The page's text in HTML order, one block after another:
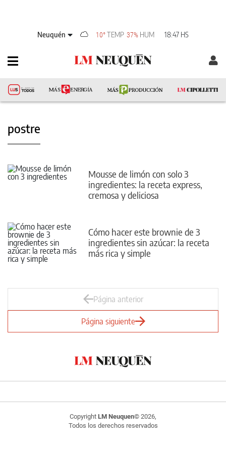
Neuquén 10°TEMP 37% HUM 18:47 HS
postre
Mousse de limón con solo 3
ingredientes: la receta express,
cremosa y deliciosa
Cómo hacer este brownie de 3
ingredientes sin azúcar: la receta
más rica y simple
Página anterior
Página siguiente
Copyright LM Neuquen© 2026,
Todos los derechos reservados